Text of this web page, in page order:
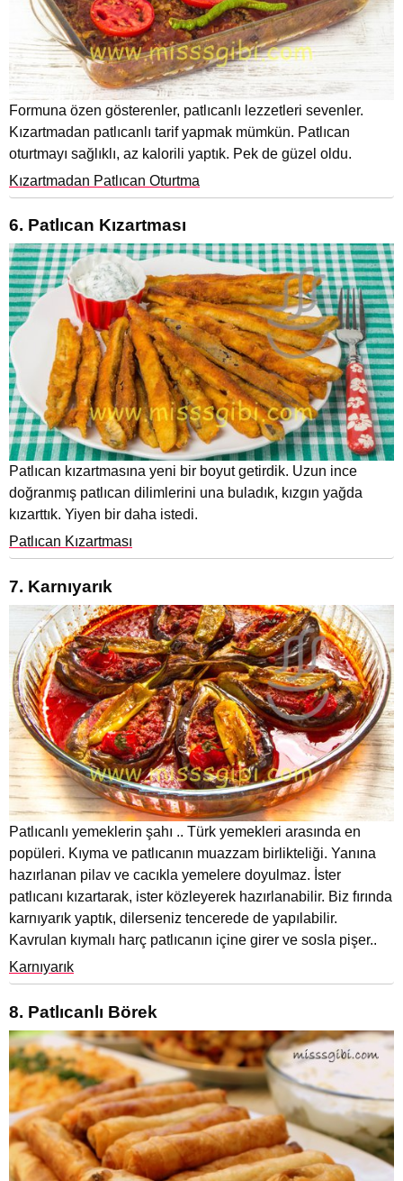
Formuna özen gösterenler, patlıcanlı lezzetleri sevenler.
Kızartmadan patlıcanlı tarif yapmak mümkün. Patlıcan
oturtmayı sağlıklı, az kalorili yaptık. Pek de güzel oldu.
Kızartmadan Patlıcan Oturtma
6. Patlıcan Kızartması
Patlıcan kızartmasına yeni bir boyut getirdik. Uzun ince
doğranmış patlıcan dilimlerini una buladık, kızgın yağda
kızarttık. Yiyen bir daha istedi.
Patlıcan Kızartması
7. Karnıyarık
Patlıcanlı yemeklerin şahı .. Türk yemekleri arasında en
popüleri. Kıyma ve patlıcanın muazzam birlikteliği. Yanına
hazırlanan pilav ve cacıkla yemelere doyulmaz. İster
patlıcanı kızartarak, ister közleyerek hazırlanabilir. Biz fırında
karnıyarık yaptık, dilerseniz tencerede de yapılabilir.
Kavrulan kıymalı harç patlıcanın içine girer ve sosla pişer..
Karnıyarık
8. Patlıcanlı Börek